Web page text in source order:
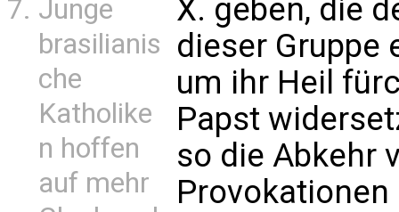
Junge
brasilianis
che
Katholike
n hoffen
auf mehr
X. geben, die
dieser Gruppe
um ihr Heil
Papst
so die Abkehr